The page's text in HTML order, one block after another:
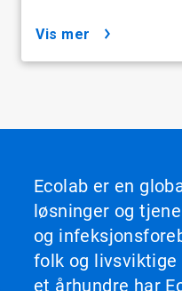
vis mer
Ecolab er en
løsninger og
og
folk og livsviktige
et århundre har